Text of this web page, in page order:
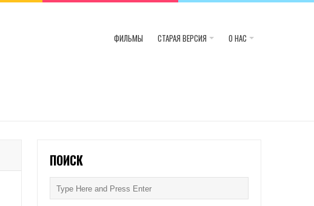
ФИЛЬМЫ СТАРАЯ ВЕРСИЯ О НАС
ПОИСК